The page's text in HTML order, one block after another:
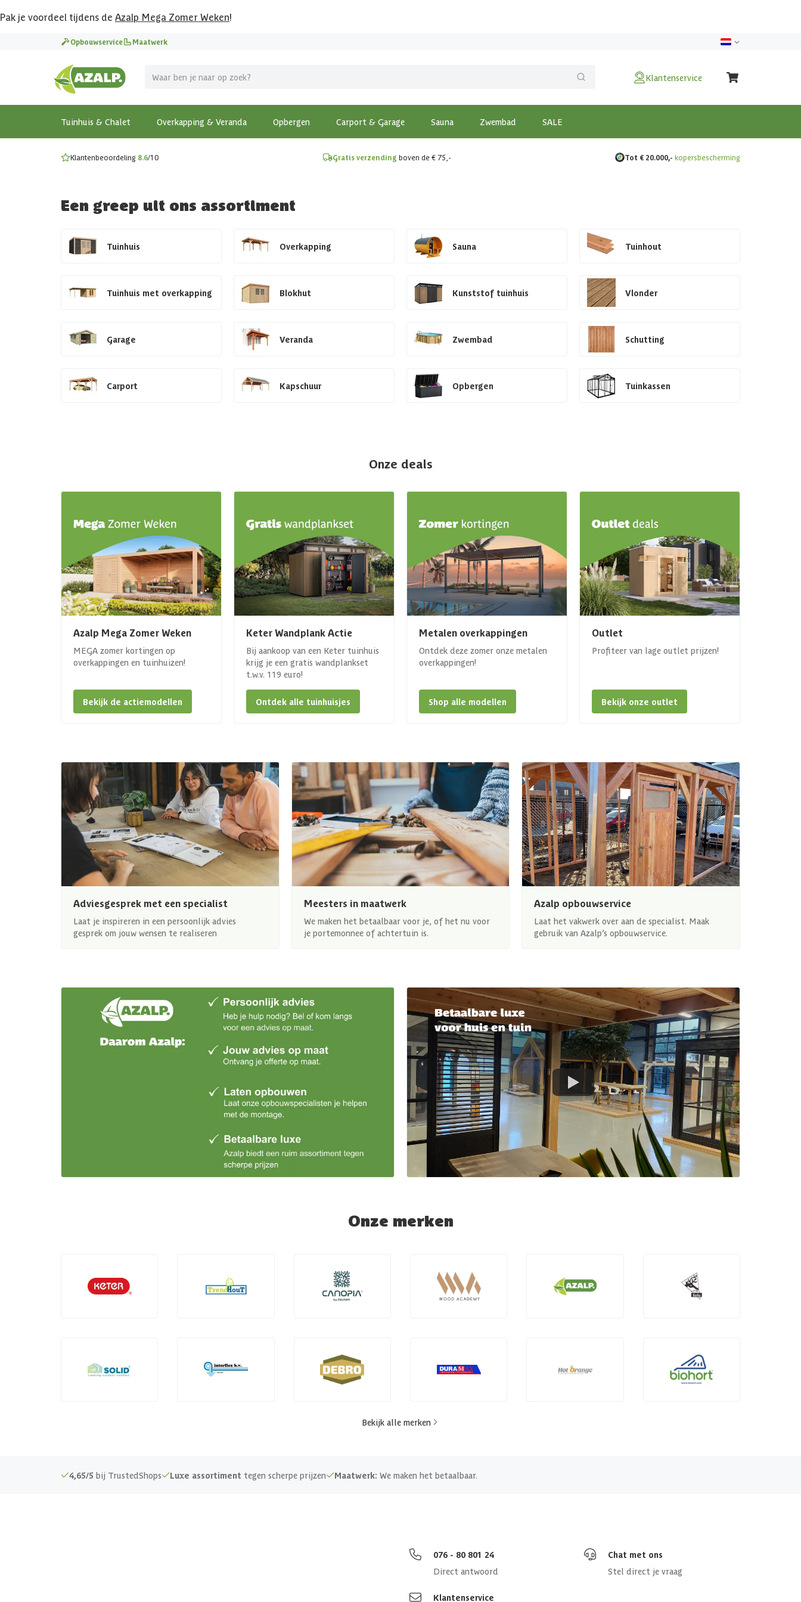
Pak je voordeel tijdens de Azalp Mega Zomer Weken!
Opbouwservice Maatwerk
Klantenservice
Tuinhuis & Chalet Overkapping & Veranda Opbergen Carport & Garage Sauna Zwembad SALE
Vier vakantie in je tuin
MEGA zomer kortingen op overkappingen en tuinhuizen!
Bekijk de actiemodellen
Gratis wandplankset
Ontdek onze metalen overkappingen
Klantenbeoordeling 8.6/10 Gratis verzending boven de € 75,- Tot € 20.000,- kopersbescherming
Een greep uit ons assortiment
Tuinhuis Overkapping Sauna Tuinhout
Tuinhuis met overkapping Blokhut Kunststof tuinhuis Vlonder
Garage Veranda Zwembad Schutting
Carport Kapschuur Opbergen Tuinkassen
Onze deals
Azalp Mega Zomer Weken
MEGA zomer kortingen op
overkappingen en tuinhuizen!
Bekijk de actiemodellen
Keter Wandplank Actie
Bij aankoop van een Keter tuinhuis
krijg je een gratis wandplankset
t.w.v. 119 euro!
Ontdek alle tuinhuisjes
Metalen overkappingen
Ontdek deze zomer onze metalen
overkappingen!
Shop alle modellen
Outlet
Profiteer van lage outlet prijzen!
Bekijk onze outlet
Adviesgesprek met een specialist
Laat je inspireren in een persoonlijk advies
gesprek om jouw wensen te realiseren
Meesters in maatwerk
We maken het betaalbaar voor je, of het nu voor
je portemonnee of achtertuin is.
Azalp opbouwservice
Laat het vakwerk over aan de specialist. Maak
gebruik van Azalp’s opbouwservice.
Onze merken
Bekijk alle merken
4,65/5 bij TrustedShops Luxe assortiment tegen scherpe prijzen Maatwerk: We maken het betaalbaar.
076 - 80 801 24
Direct antwoord
Chat met ons
Stel direct je vraag
Klantenservice